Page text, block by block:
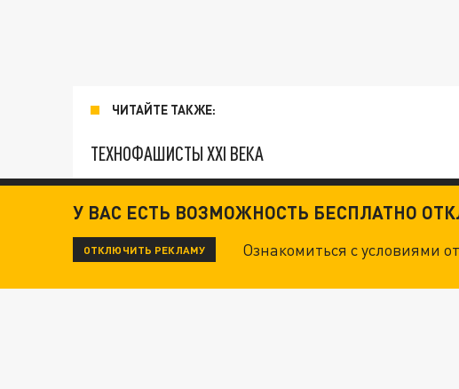
ЧИТАЙТЕ ТАКЖЕ:
ТЕХНОФАШИСТЫ XXI ВЕКА
"КРОТАМИ" БЫЛИ ВСЕ? ТЕРАКТ В ЦЕНТРЕ МОСКВЫ:
ДАНЯ С ДАШЕЙ СПАСЛИСЬ ОТ БОЕВИКОВ ВСУ. НО
У ВАС ЕСТЬ ВОЗМОЖНОСТЬ БЕСПЛАТНО
ОТКЛЮЧИТЬ РЕКЛАМУ Ознакомиться с условиями